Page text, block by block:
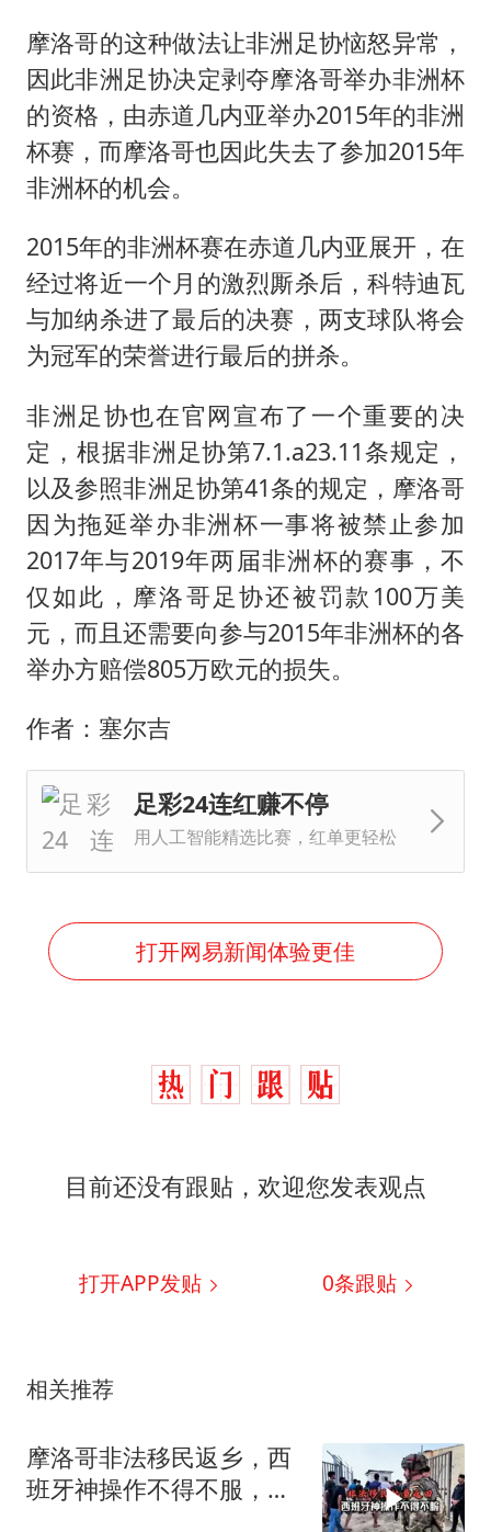
摩洛哥的这种做法让非洲足协恼怒异常，
因此非洲足协决定剥夺摩洛哥举办非洲杯
的资格，由赤道几内亚举办2015年的非洲
杯赛，而摩洛哥也因此失去了参加2015年
非洲杯的机会。
2015年的非洲杯赛在赤道几内亚展开，在
经过将近一个月的激烈厮杀后，科特迪瓦
与加纳杀进了最后的决赛，两支球队将会
为冠军的荣誉进行最后的拼杀。
非洲足协也在官网宣布了一个重要的决
定，根据非洲足协第7.1.a23.11条规定，
以及参照非洲足协第41条的规定，摩洛哥
因为拖延举办非洲杯一事将被禁止参加
2017年与2019年两届非洲杯的赛事，不
仅如此，摩洛哥足协还被罚款100万美
元，而且还需要向参与2015年非洲杯的各
举办方赔偿805万欧元的损失。
作者：塞尔吉
足彩24连红赚不停
用人工智能精选比赛，红单更轻松
打开网易新闻体验更佳
目前还没有跟贴，欢迎您发表观点
打开APP发贴 0条跟贴
相关推荐
摩洛哥非法移民返乡，西
班牙神操作不得不服，悄